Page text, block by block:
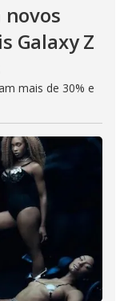
Galaxy Z
mais de 30% e